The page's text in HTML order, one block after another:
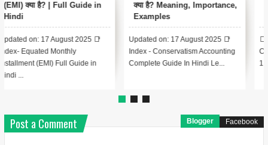
Methods, Case Studies और
FAQs
📑 Index - Capital Budgeting
Complete Guide In Hindi Lesson
1: Capital Budgeting का परि...
सम्पूर्ण जानकारी हिंदी में
Updated on: 16 August 2025 📑
Index - Economy Complete Guide
In Hindi Lesson 1: Economy...
Post a Comment Blogger Facebook